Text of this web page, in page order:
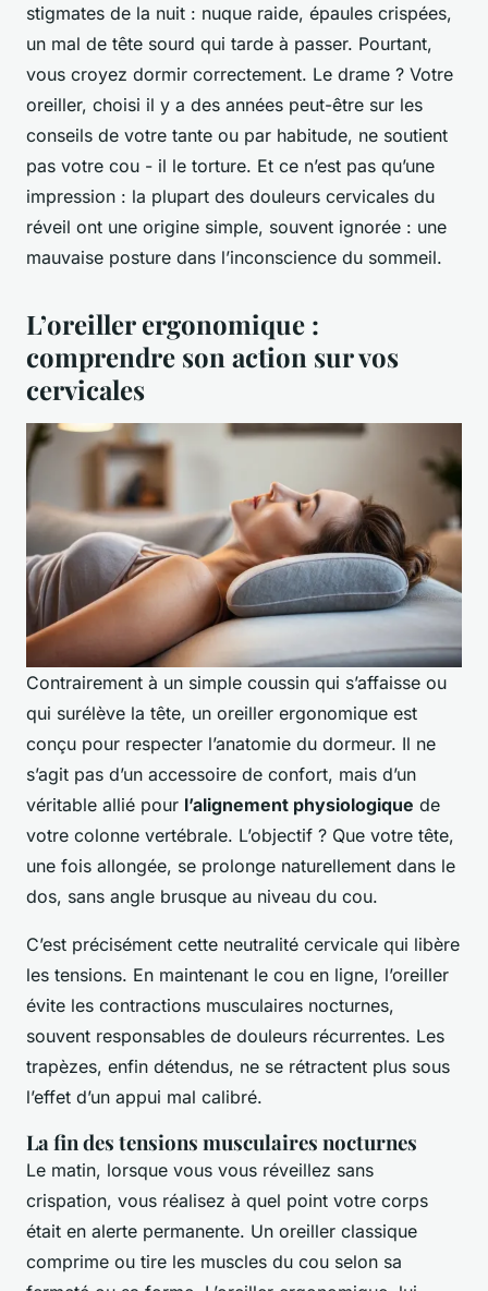
stigmates de la nuit : nuque raide, épaules crispées,
un mal de tête sourd qui tarde à passer. Pourtant,
vous croyez dormir correctement. Le drame ? Votre
oreiller, choisi il y a des années peut-être sur les
conseils de votre tante ou par habitude, ne soutient
pas votre cou - il le torture. Et ce n’est pas qu’une
impression : la plupart des douleurs cervicales du
réveil ont une origine simple, souvent ignorée : une
mauvaise posture dans l’inconscience du sommeil.
L’oreiller ergonomique :
comprendre son action sur vos
cervicales
Contrairement à un simple coussin qui s’affaisse ou
qui surélève la tête, un oreiller ergonomique est
conçu pour respecter l’anatomie du dormeur. Il ne
s’agit pas d’un accessoire de confort, mais d’un
véritable allié pour l’alignement physiologique de
votre colonne vertébrale. L’objectif ? Que votre tête,
une fois allongée, se prolonge naturellement dans le
dos, sans angle brusque au niveau du cou.
C’est précisément cette neutralité cervicale qui libère
les tensions. En maintenant le cou en ligne, l’oreiller
évite les contractions musculaires nocturnes,
souvent responsables de douleurs récurrentes. Les
trapèzes, enfin détendus, ne se rétractent plus sous
l’effet d’un appui mal calibré.
La fin des tensions musculaires nocturnes
Le matin, lorsque vous vous réveillez sans
crispation, vous réalisez à quel point votre corps
était en alerte permanente. Un oreiller classique
comprime ou tire les muscles du cou selon sa